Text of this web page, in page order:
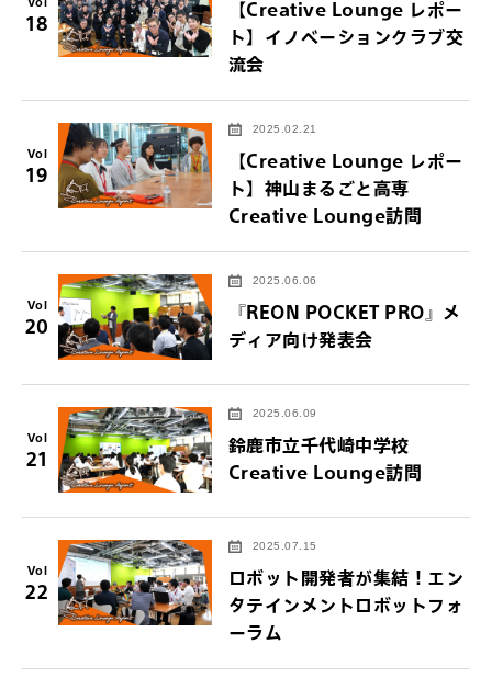
18
【Creative Lounge レポー
ト】イノベーションクラブ交
流会
Vol
19
2025.02.21
【Creative Lounge レポー
ト】神山まるごと高専
Creative Lounge訪問
Vol
20
2025.06.06
『REON POCKET PRO』メ
ディア向け発表会
Vol
21
2025.06.09
鈴鹿市立千代崎中学校
Creative Lounge訪問
Vol
22
2025.07.15
ロボット開発者が集結！エン
タテインメントロボットフォ
ーラム